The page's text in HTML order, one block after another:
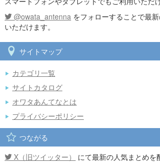
@owata_antenna をフォローすることで最
いただけます。
サイトマップ
カテゴリ一覧
サイトカタログ
オワタあんてなとは
プライバシーポリシー
つながる
X（旧ツイッター）
にて最新の人気まとめを